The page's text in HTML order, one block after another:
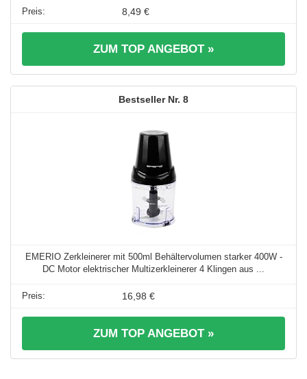
8,49 €
ZUM TOP ANGEBOT »
8
EMERIO Zerkleinerer mit 500ml Behältervolumen starker 400W -
DC Motor elektrischer Multizerkleinerer 4 Klingen aus ...
16,98 €
ZUM TOP ANGEBOT »